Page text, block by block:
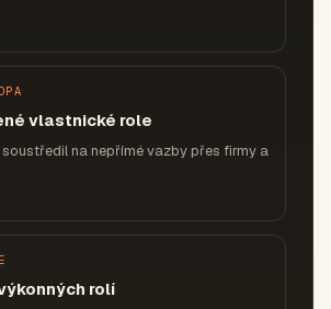
vlastnické role
na nepřímé vazby přes firmy a
rolí